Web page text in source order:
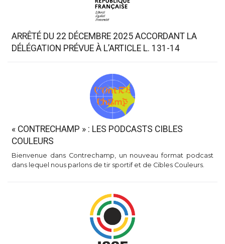
ARRÊTÉ DU 22 DÉCEMBRE 2025 ACCORDANT LA
DÉLÉGATION PRÉVUE À L’ARTICLE L. 131-14
« CONTRECHAMP » : LES PODCASTS CIBLES
COULEURS
Bienvenue dans Contrechamp, un nouveau format podcast
dans lequel nous parlons de tir sportif et de Cibles Couleurs.